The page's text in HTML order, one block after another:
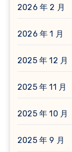
2026 年 2 月
2026 年 1 月
2025 年 12 月
2025 年 11 月
2025 年 10 月
2025 年 9 月